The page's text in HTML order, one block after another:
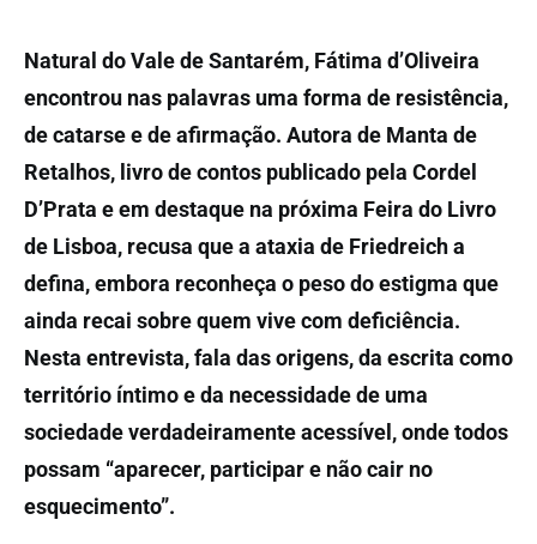
Natural do Vale de Santarém, Fátima d’Oliveira
encontrou nas palavras uma forma de resistência,
de catarse e de afirmação. Autora de Manta de
Retalhos, livro de contos publicado pela Cordel
D’Prata e em destaque na próxima Feira do Livro
de Lisboa, recusa que a ataxia de Friedreich a
defina, embora reconheça o peso do estigma que
ainda recai sobre quem vive com deficiência.
Nesta entrevista, fala das origens, da escrita como
território íntimo e da necessidade de uma
sociedade verdadeiramente acessível, onde todos
possam “aparecer, participar e não cair no
esquecimento”.